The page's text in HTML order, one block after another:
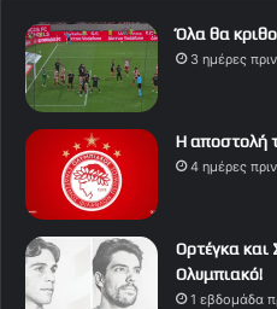
Όλα θα
3 ημέρες πριν
Η αποστολή
4 ημέρες πριν
Ορτέγκα και
Ολυμπιακό!
1 εβδομάδα